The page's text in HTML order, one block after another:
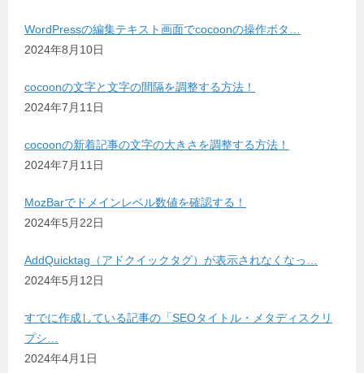
WordPressの編集テキスト画面でcocoonの操作ボタ…
2024年8月10日
cocoonの文字と文字の間隔を調整する方法！
2024年7月11日
cocoonの新着記事の文字の大きさを調整する方法！
2024年7月11日
MozBarでドメインレベル数値を確認する！
2024年5月22日
AddQuicktag（アドクイックタグ）が表示されなくなっ…
2024年5月12日
すでに作成している記事の「SEOタイトル・メタディスクリ
プシ…
2024年4月1日